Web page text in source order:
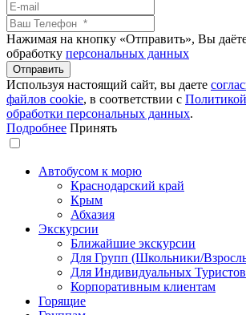
Нажимая на кнопку «Отправить», Вы даёте
обработку персональных данных
Используя настоящий сайт, вы даете
файлов сookie, в соответствии с
обработки персональных данных.
Подробнее Принять
Автобусом к морю
Краснодарский край
Крым
Абхазия
Экскурсии
Ближайшие экскурсии
Для Групп (Школьники/
Для Индивидуальных Туристов
Корпоративным клиентам
Горящие